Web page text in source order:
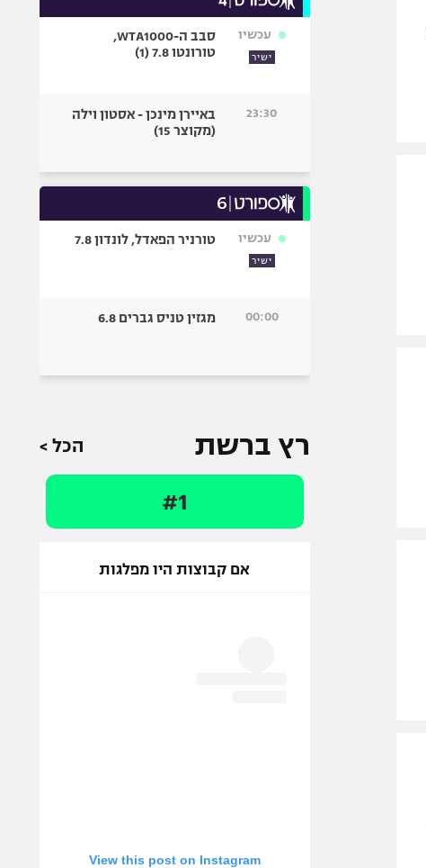
עכשיו
ישיר
סבב ה-WTA1000,
טורונטו 7.8 (1)
23:30
באיירן מינכן - אסטון וילה
(מקוצר 15)
עכשיו
ישיר
טורניר הפאדל, לונדון 7.8
00:00 מגזין טניס גברים 6.8
רץ ברשת הכל >
#1
אם קבוצות היו מפלגות
View this post on Instagram